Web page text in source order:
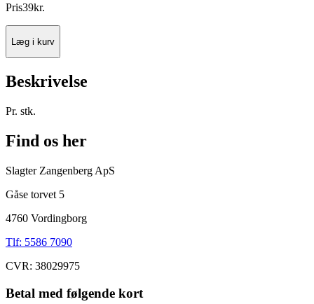
Pris39kr.
Læg i kurv
Beskrivelse
Pr. stk.
Find os her
Slagter Zangenberg ApS
Gåse torvet 5
4760 Vordingborg
Tlf: 5586 7090
CVR: 38029975
Betal med følgende kort